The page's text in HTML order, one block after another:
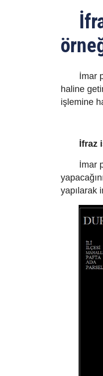
İmar
haline
işlemine
İfraz
İmar
yapılarak